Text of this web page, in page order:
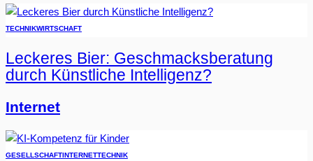
TECHNIKWIRTSCHAFT
Leckeres Bier: Geschmacksberatung
durch Künstliche Intelligenz?
Internet
GESELLSCHAFTINTERNETTECHNIK